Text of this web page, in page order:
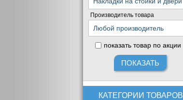
Производитель товара
показать товар по акции
КАТЕГОРИИ ТОВАРОВ